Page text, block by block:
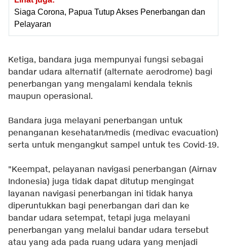
Siaga Corona, Papua Tutup Akses Penerbangan dan
Pelayaran
Ketiga, bandara juga mempunyai fungsi sebagai
bandar udara alternatif (alternate aerodrome) bagi
penerbangan yang mengalami kendala teknis
maupun operasional.
Bandara juga melayani penerbangan untuk
penanganan kesehatan/medis (medivac evacuation)
serta untuk mengangkut sampel untuk tes Covid-19.
"Keempat, pelayanan navigasi penerbangan (Airnav
Indonesia) juga tidak dapat ditutup mengingat
layanan navigasi penerbangan ini tidak hanya
diperuntukkan bagi penerbangan dari dan ke
bandar udara setempat, tetapi juga melayani
penerbangan yang melalui bandar udara tersebut
atau yang ada pada ruang udara yang menjadi